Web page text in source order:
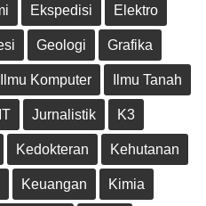
Ekspedisi Elektro
Geologi Grafika
Ilmu Komputer Ilmu Tanah
IT Jurnalistik K3
Kedokteran Kehutanan
Keuangan Kimia